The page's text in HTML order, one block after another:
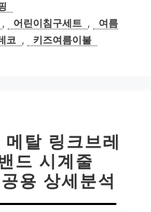
, 어린이침구세트 ,
여름
코 , 키즈여름이불
탈 링크브레
드 시계줄
용 상세분석